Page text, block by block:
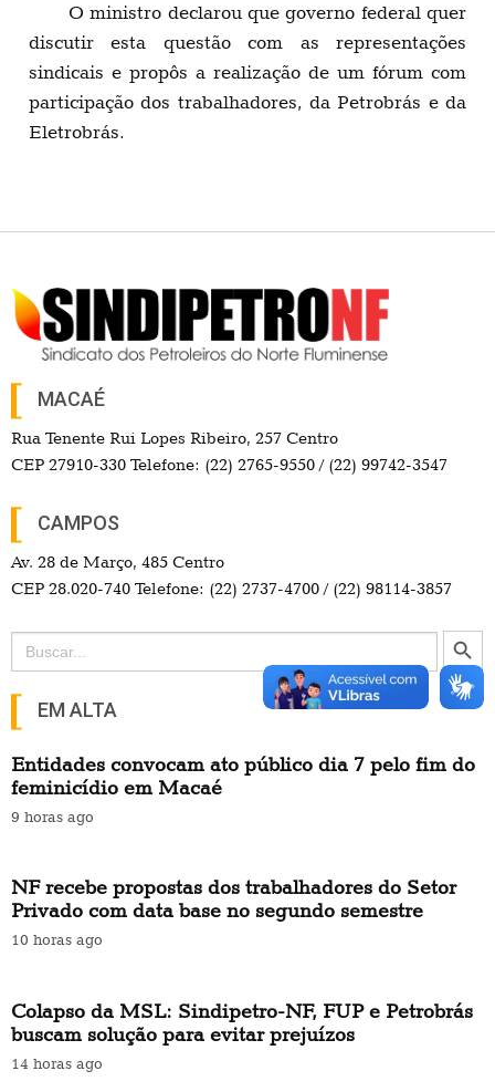
O ministro declarou que governo federal quer
discutir esta questão com as representações
sindicais e propôs a realização de um fórum com
participação dos trabalhadores, da Petrobrás e da
Eletrobrás.
MACAÉ
Rua Tenente Rui Lopes Ribeiro, 257 Centro
CEP 27910-330 Telefone: (22) 2765-9550 / (22) 99742-3547
CAMPOS
Av. 28 de Março, 485 Centro
CEP 28.020-740 Telefone: (22) 2737-4700 / (22) 98114-3857
Search
for:
Search Button
EM ALTA
Entidades convocam ato público dia 7 pelo fim do
feminicídio em Macaé
9 horas ago
NF recebe propostas dos trabalhadores do Setor
Privado com data base no segundo semestre
10 horas ago
Colapso da MSL: Sindipetro-NF, FUP e Petrobrás
buscam solução para evitar prejuízos
14 horas ago